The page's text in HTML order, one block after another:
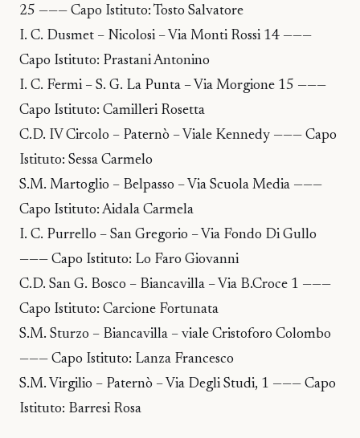
25 ——— Capo Istituto: Tosto Salvatore
I. C. Dusmet – Nicolosi – Via Monti Rossi 14 ———
Capo Istituto: Prastani Antonino
I. C. Fermi – S. G. La Punta – Via Morgione 15 ———
Capo Istituto: Camilleri Rosetta
C.D. IV Circolo – Paternò – Viale Kennedy ——— Capo
Istituto: Sessa Carmelo
S.M. Martoglio – Belpasso – Via Scuola Media ———
Capo Istituto: Aidala Carmela
I. C. Purrello – San Gregorio – Via Fondo Di Gullo
——— Capo Istituto: Lo Faro Giovanni
C.D. San G. Bosco – Biancavilla – Via B.Croce 1 ———
Capo Istituto: Carcione Fortunata
S.M. Sturzo – Biancavilla – viale Cristoforo Colombo
——— Capo Istituto: Lanza Francesco
S.M. Virgilio – Paternò – Via Degli Studi, 1 ——— Capo
Istituto: Barresi Rosa